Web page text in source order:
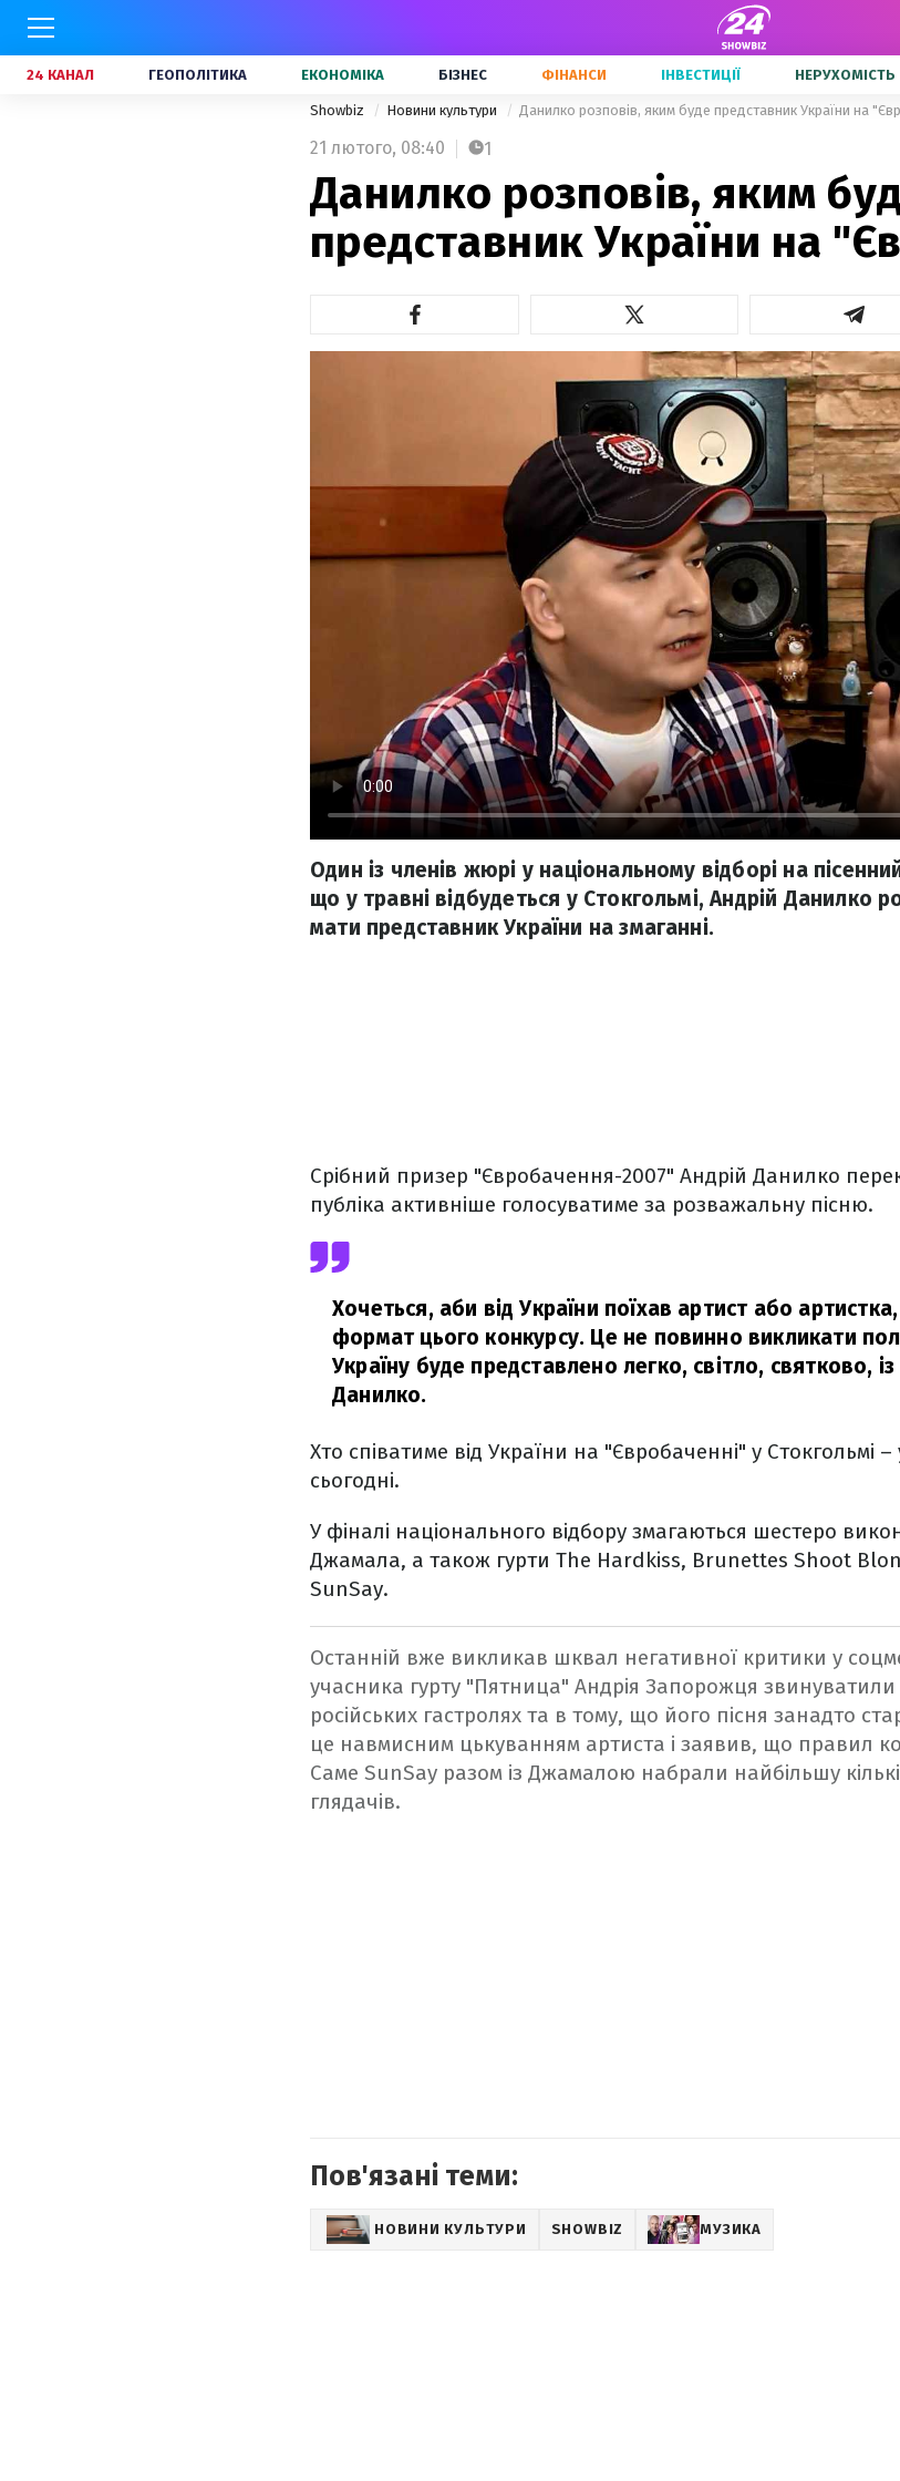
24 КАНАЛ ГЕОПОЛІТИКА ЕКОНОМІКА БІЗНЕС ФІНАНСИ ІНВЕСТИЦІЇ НЕРУХОМІСТЬ
Showbiz Новини культури Данилко розповів, яким буде представник України на
21 лютого, 08:40 1
Данилко розповів, яким
представник України на
Один із членів жюрі у національному відборі на
що у травні відбудеться у Стокгольмі, Андрій Данилко
мати представник України на змаганні.
Срібний призер "Євробачення-2007" Андрій Данилко
публіка активніше голосуватиме за розважальну пісню.
Хочеться, аби від України поїхав артист або
формат цього конкурсу. Це не повинно викликати
Україну буде представлено легко, світло, святково,
Данилко.
Хто співатиме від України на "Євробаченні" у Стокгольмі
сьогодні.
У фіналі національного відбору змагаються шестеро
Джамала, а також гурти The Hardkiss, Brunettes Shoot
SunSay.
Останній вже викликав шквал негативної критики у
учасника гурту "Пятница" Андрія Запорожця звинуватили
російських гастролях та в тому, що його пісня занадто
це навмисним цькуванням артиста і заявив, що правил
Саме SunSay разом із Джамалою набрали найбільшу
глядачів.
Пов'язані теми:
НОВИНИ КУЛЬТУРИ SHOWBIZ МУЗИКА